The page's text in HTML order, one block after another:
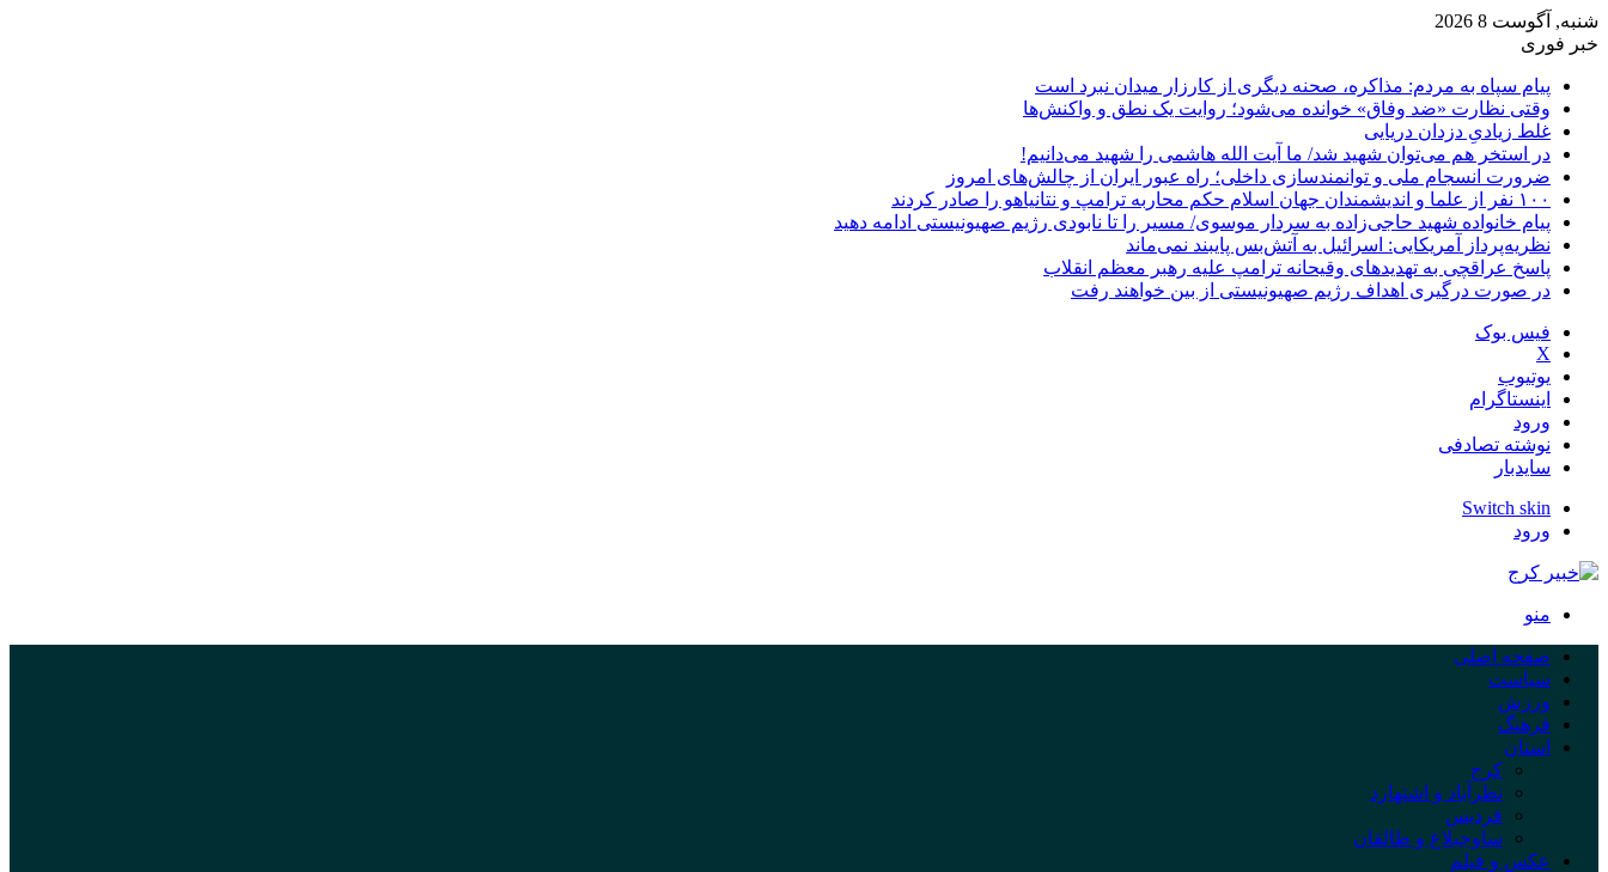
شنبه, آگوست 8 2026
خبر فوری
پیام سپاه به مردم: مذاکره، صحنه دیگری از کارزار میدان نبرد است
وقتی نظارت «ضد وفاق» خوانده می‌شود؛ روایت یک نطق و واکنش‌ها
غلط زیادیِ دزدان دریایی
در استخر هم می‌توان شهید شد/ ما آیت الله هاشمی را شهید می‌دانیم!
ضرورت انسجام ملی و توانمندسازی داخلی؛ راه عبور ایران از چالش‌های امروز
۱۰۰ نفر از علما و اندیشمندان جهان اسلام حکم محاربه ترامپ و نتانیاهو را صادر کردند
پیام خانواده شهید حاجی‌زاده به سردار موسوی/ مسیر را تا نابودی رژیم صهیونیستی ادامه دهید
نظریه‌پرداز آمریکایی: اسرائیل به آتش‌بس پایبند نمی‌ماند
پاسخ عراقچی به تهدیدهای وقیحانه ترامپ علیه رهبر معظم انقلاب
در صورت درگیری اهداف رژیم صهیونیستی از بین خواهند رفت
فیس بوک
X
یوتیوب
اینستاگرام
ورود
نوشته تصادفی
سایدبار
Switch skin
ورود
منو
صفحه اصلی
سیاست
ورزش
فرهنگ
استان
کرج
نظرآباد و اشتهارد
فردیس
ساوجبلاغ و طالقان
عکس و فیلم